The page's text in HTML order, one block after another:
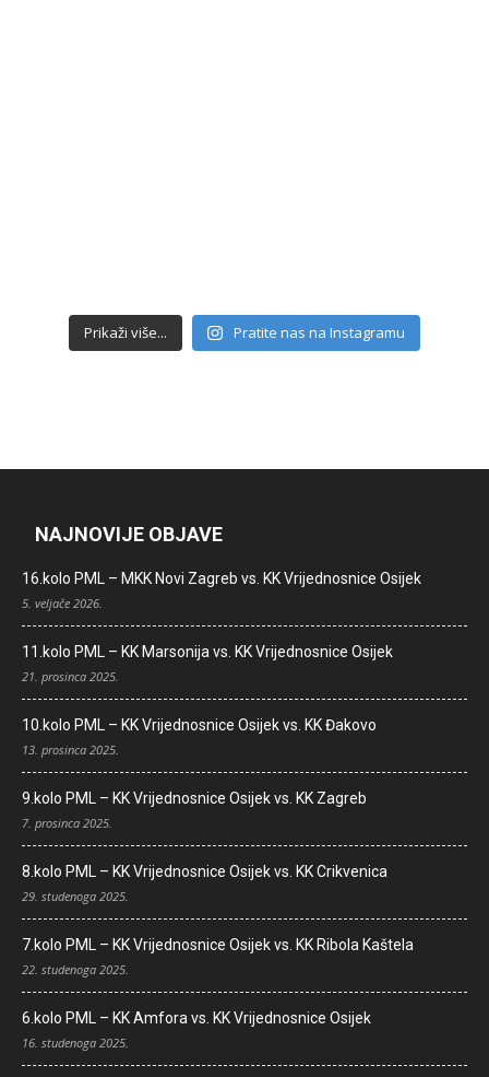
Prikaži više... Pratite nas na Instagramu
NAJNOVIJE OBJAVE
16.kolo PML – MKK Novi Zagreb vs. KK Vrijednosnice Osijek
5. veljače 2026.
11.kolo PML – KK Marsonija vs. KK Vrijednosnice Osijek
21. prosinca 2025.
10.kolo PML – KK Vrijednosnice Osijek vs. KK Đakovo
13. prosinca 2025.
9.kolo PML – KK Vrijednosnice Osijek vs. KK Zagreb
7. prosinca 2025.
8.kolo PML – KK Vrijednosnice Osijek vs. KK Crikvenica
29. studenoga 2025.
7.kolo PML – KK Vrijednosnice Osijek vs. KK Ribola Kaštela
22. studenoga 2025.
6.kolo PML – KK Amfora vs. KK Vrijednosnice Osijek
16. studenoga 2025.